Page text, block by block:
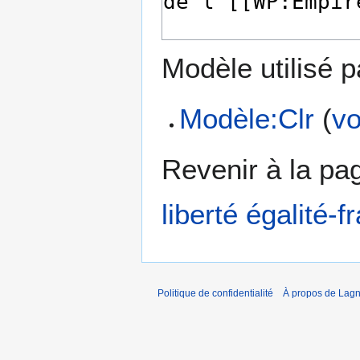
Modèle utilisé
Modèle:Clr (
Revenir à la
liberté égalité-
Politique de confidentialité À propos de